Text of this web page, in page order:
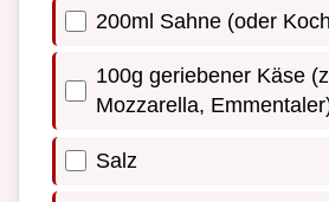
200ml Sahne (oder
100g geriebener Käse
Mozzarella,
Salz